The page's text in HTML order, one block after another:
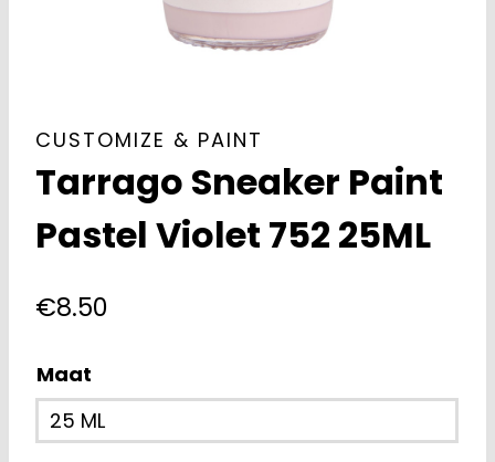
CUSTOMIZE & PAINT
Tarrago Sneaker Paint
Pastel Violet 752 25ML
€8.50
Maat
25 ML